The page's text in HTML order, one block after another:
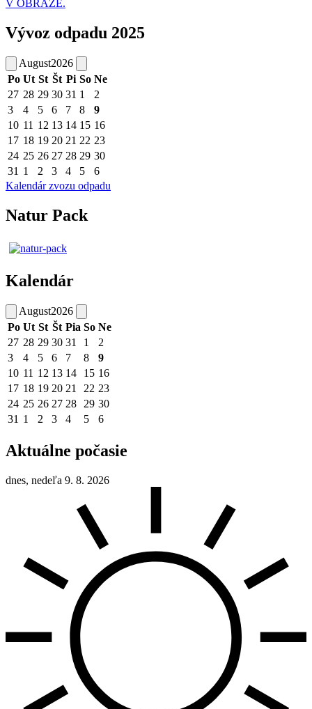
V OBRAZE.
Vývoz odpadu 2025
August2026
Po Ut St Št Pi So Ne
27 28 29 30 31 1
2
3
4 5 6 7 8
9
10 11 12 13 14 15 16
17 18 19 20 21 22 23
24 25 26 27 28 29 30
31 1 2 3 4 5
6
Kalendár zvozu odpadu
Natur Pack
Kalendár
August2026
Po Ut St Št Pia So Ne
27 28 29 30 31 1
2
3
4 5 6 7 8
9
10 11 12 13 14 15 16
17 18 19 20 21 22 23
24 25 26 27 28 29 30
31 1 2 3 4 5 6
Aktuálne počasie
dnes, nedeľa 9. 8. 2026